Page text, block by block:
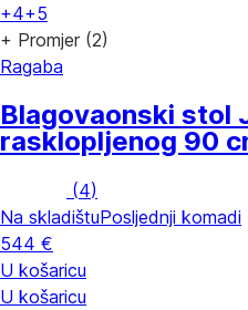
+4+5
+ Promjer (2)
Ragaba
Blagovaonski stol
rasklopljenog 90
(4)
Na skladištuPosljednji komadi
544 €
U košaricu
U košaricu